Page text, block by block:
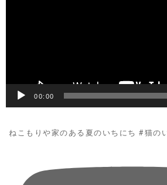
00:00
ねこもりや家のある夏のいちにち #猫の